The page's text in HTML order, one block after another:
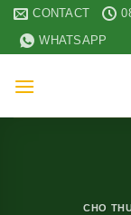
Skip
content
CONTACT
WHATSAPP
CHO